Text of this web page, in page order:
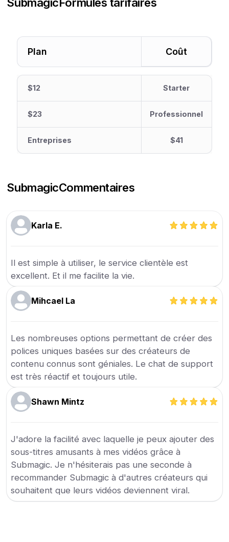
Plan Coût
$12 Starter
$23 Professionnel
Entreprises $41
SubmagicCommentaires
Karla E.
Il est simple à utiliser, le service clientèle est
excellent. Et il me facilite la vie.
Mihcael La
Les nombreuses options permettant de créer des
polices uniques basées sur des créateurs de
contenu connus sont géniales. Le chat de support
est très réactif et toujours utile.
Shawn Mintz
J'adore la facilité avec laquelle je peux ajouter des
sous-titres amusants à mes vidéos grâce à
Submagic. Je n'hésiterais pas une seconde à
recommander Submagic à d'autres créateurs qui
souhaitent que leurs vidéos deviennent viral.